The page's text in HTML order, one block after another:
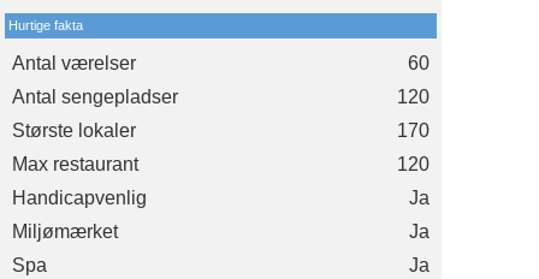
Hurtige fakta
Antal værelser
60
Antal sengepladser
120
Største lokaler
170
Max restaurant
120
Handicapvenlig
Ja
Miljømærket
Ja
Spa
Ja